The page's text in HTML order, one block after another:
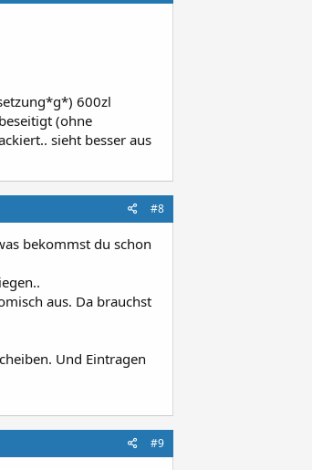
600zl
(ohne
sieht besser aus
#8
bekommst du schon
aus. Da brauchst
Und Eintragen
#9